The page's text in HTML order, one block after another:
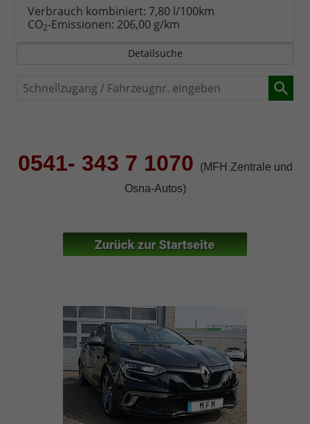
Verbrauch kombiniert: 7,80 l/100km
CO2-Emissionen: 206,00 g/km
Detailsuche
Schnellzugang
0541- 343 7 1070
(MFH Zentrale und
Osna-Autos)